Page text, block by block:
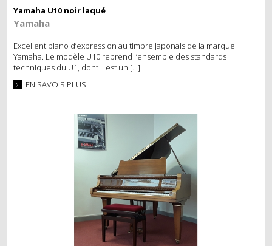
Yamaha U10 noir laqué
Yamaha
Excellent piano d’expression au timbre japonais de la marque
Yamaha. Le modèle U10 reprend l’ensemble des standards
techniques du U1, dont il est un […]
EN SAVOIR PLUS